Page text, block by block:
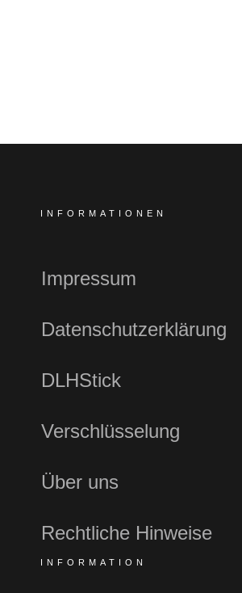
INFORMATIONEN
Impressum
Datenschutzerklärung
DLHStick
Verschlüsselung
Über uns
Rechtliche Hinweise
INFORMATION